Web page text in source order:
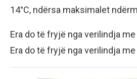
14°C, ndërsa maksimalet
Era do të fryjë nga verilindja
Era do të fryjë nga verilindja